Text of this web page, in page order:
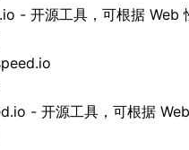
- 开源工具，可根据 Web
- 开源工具，可根据